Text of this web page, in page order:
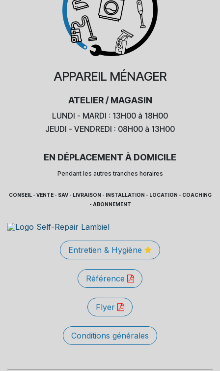
APPAREIL MÉNAGER
ATELIER / MAGASIN
LUNDI - MARDI : 13H00 à 18H00
JEUDI - VENDREDI : 08H00 à 13H00
EN DÉPLACEMENT À DOMICILE
Pendant les autres tranches horaires
CONSEIL - VENTE - SAV - LIVRAISON - INSTALLATION - LOCATION - COACHING
- ABONNEMENT
Entretien & Hygiène
Référence
Flyer
Conditions générales